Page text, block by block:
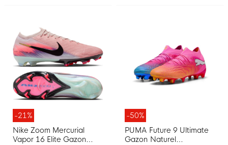
-21%
Nike Zoom Mercurial
Vapor 16 Elite Gazon
-50%
PUMA Future 9 Ultimate
Gazon Naturel